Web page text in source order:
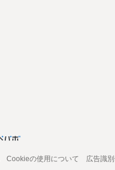
Cookieの使用について 広告識